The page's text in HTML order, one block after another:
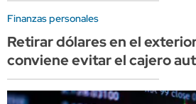
Finanzas personales
Retirar dólares en el
conviene evitar el cajero